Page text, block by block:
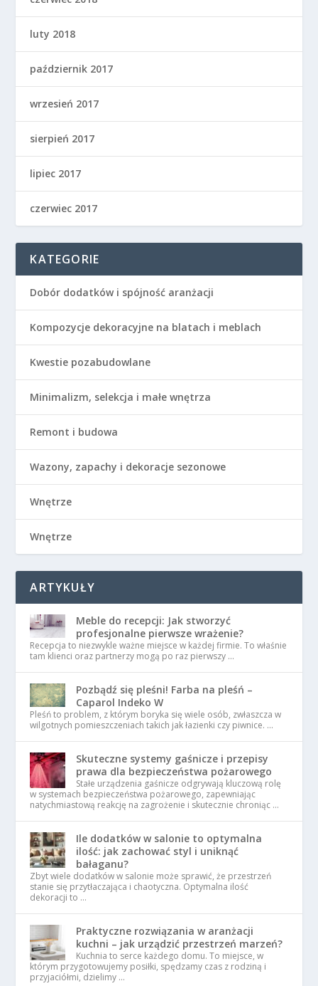
luty 2018
październik 2017
wrzesień 2017
sierpień 2017
lipiec 2017
czerwiec 2017
KATEGORIE
Dobór dodatków i spójność aranżacji
Kompozycje dekoracyjne na blatach i meblach
Kwestie pozabudowlane
Minimalizm, selekcja i małe wnętrza
Remont i budowa
Wazony, zapachy i dekoracje sezonowe
Wnętrze
Wnętrze
ARTYKUŁY
Meble do recepcji: Jak stworzyć
profesjonalne pierwsze wrażenie?
Recepcja to niezwykle ważne miejsce w każdej firmie. To właśnie
tam klienci oraz partnerzy mogą po raz pierwszy …
Pozbądź się pleśni! Farba na pleśń –
Caparol Indeko W
Pleśń to problem, z którym boryka się wiele osób, zwłaszcza w
wilgotnych pomieszczeniach takich jak łazienki czy piwnice. …
Skuteczne systemy gaśnicze i przepisy
prawa dla bezpieczeństwa pożarowego
Stałe urządzenia gaśnicze odgrywają kluczową rolę
w systemach bezpieczeństwa pożarowego, zapewniając
natychmiastową reakcję na zagrożenie i skutecznie chroniąc …
Ile dodatków w salonie to optymalna
ilość: jak zachować styl i uniknąć
bałaganu?
Zbyt wiele dodatków w salonie może sprawić, że przestrzeń
stanie się przytłaczająca i chaotyczna. Optymalna ilość
dekoracji to …
Praktyczne rozwiązania w aranżacji
kuchni – jak urządzić przestrzeń marzeń?
Kuchnia to serce każdego domu. To miejsce, w
którym przygotowujemy posiłki, spędzamy czas z rodziną i
przyjaciółmi, dzielimy …